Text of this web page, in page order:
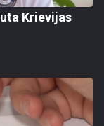
Krievijas